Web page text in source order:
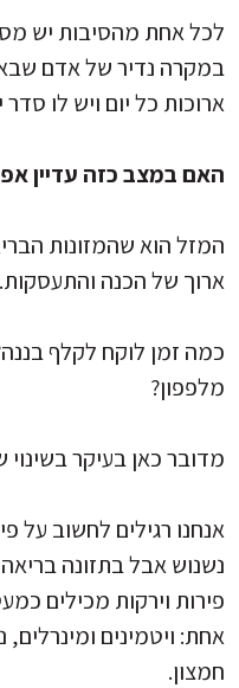
לכל אחת מהסיבות יש
במקרה נדיר של אדם
ארוכות כל יום ויש לו
האם במצב כזה עדיין
המזל הוא שהמזונות
ארוך של הכנה והתעסקות.
כמה זמן לוקח לקלף
מלפפון?
מדובר כאן בעיקר
אנחנו רגילים לחשוב על
נשנוש אבל בתזונה
פירות וירקות מכילים
אחת: ויטמינים ומינרלים,
חמצון.